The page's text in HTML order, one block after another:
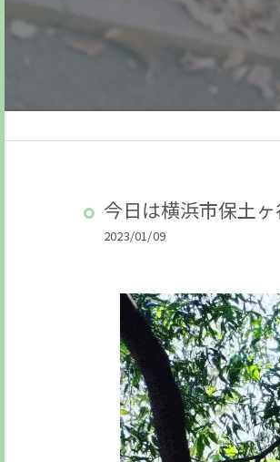
今日は横浜市保土
2023/01/09